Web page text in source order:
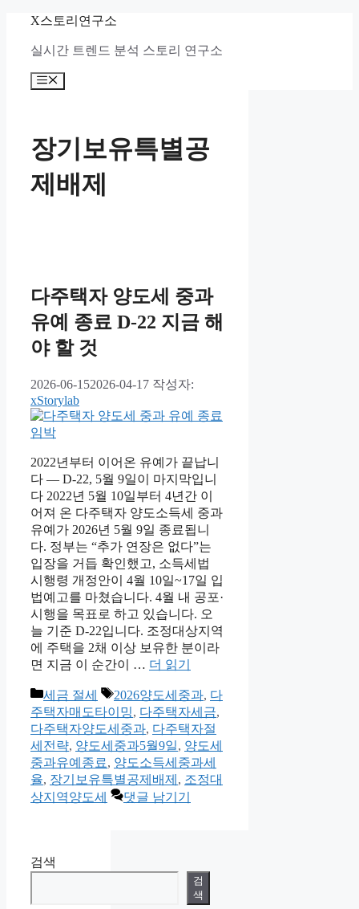
X스토리연구소
실시간 트렌드 분석 스토리 연구소
메
장기보유특별공
제배제
다주택자 양도세 중과
유예 종료 D-22 지금 해
야 할 것
2026-06-152026-04-17 작성자:
xStorylab
2022년부터 이어온 유예가 끝납니
다 — D-22, 5월 9일이 마지막입니
다 2022년 5월 10일부터 4년간 이
어져 온 다주택자 양도소득세 중과
유예가 2026년 5월 9일 종료됩니
다. 정부는 “추가 연장은 없다”는
입장을 거듭 확인했고, 소득세법
시행령 개정안이 4월 10일~17일 입
법예고를 마쳤습니다. 4월 내 공포·
시행을 목표로 하고 있습니다. 오
늘 기준 D-22입니다. 조정대상지역
에 주택을 2채 이상 보유한 분이라
면 지금 이 순간이 … 더 읽기
카
테
고
리
세금 절세
태
그
2026양도세중과, 다
주택자매도타이밍, 다주택자세금,
다주택자양도세중과, 다주택자절
세전략, 양도세중과5월9일, 양도세
중과유예종료, 양도소득세중과세
율, 장기보유특별공제배제 , 조정대
상지역양도세
댓글 남기기
검색
검
색